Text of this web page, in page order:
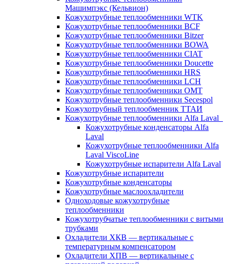
Машимпэкс (Кельвион)
Кожухотрубные теплообменники WTK
Кожухотрубные теплообменники BCF
Кожухотрубные теплообменники Bitzer
Кожухотрубные теплообменники BOWA
Кожухотрубные теплообменники CIAT
Кожухотрубные теплообменники Doucette
Кожухотрубные теплообменники HRS
Кожухотрубные теплообменники LCH
Кожухотрубные теплообменники OMT
Кожухотрубные теплообменники Secespol
Кожухотрубный теплообменник ТТАИ
Кожухотрубные теплообменники Alfa Laval
Кожухотрубные конденсаторы Alfa
Laval
Кожухотрубные теплообменники Alfa
Laval ViscoLine
Кожухотрубные испарители Alfa Laval
Кожухотрубные испарители
Кожухотрубные конденсаторы
Кожухотрубные маслоохладители
Одноходовые кожухотрубные
теплообменники
Кожухотрубчатые теплообменники с витыми
трубками
Охладители ХКВ — вертикальные с
температурным компенсатором
Охладители ХПВ — вертикальные с